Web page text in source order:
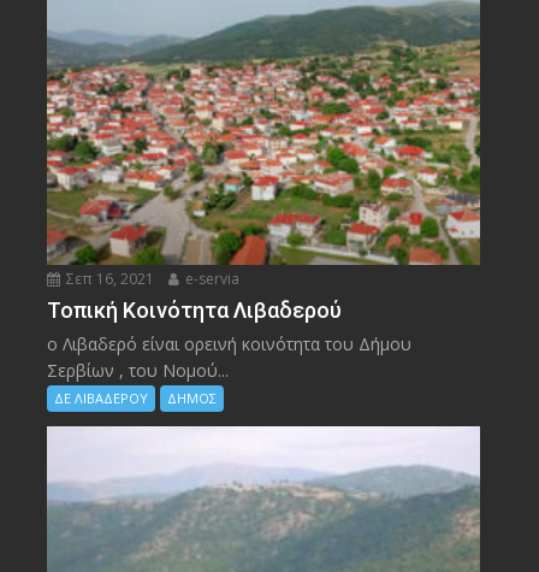
Σεπ 16, 2021 e-servia
Τοπική Κοινότητα Λιβαδερού
ο Λιβαδερό είναι ορεινή κοινότητα του Δήμου
Σερβίων , του Νομού...
ΔΕ ΛΙΒΑΔΕΡΟΥ ΔΗΜΟΣ